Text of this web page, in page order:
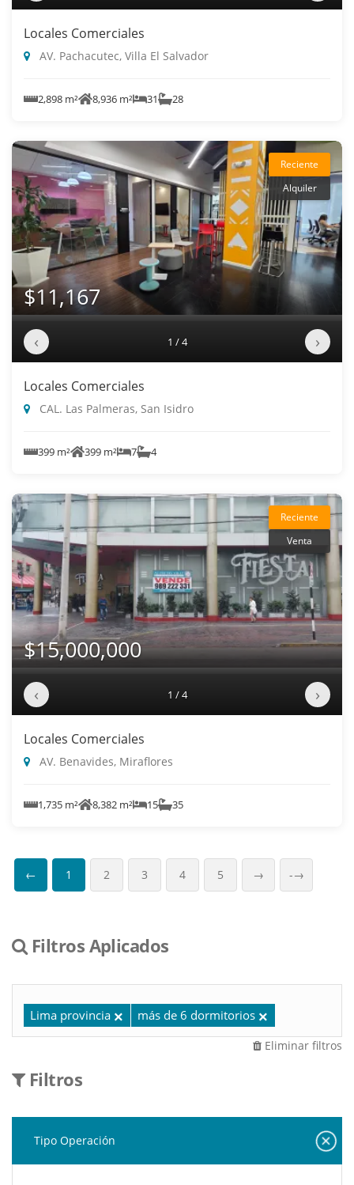
Locales Comerciales
AV. Pachacutec, Villa El Salvador
2,898 m² 8,936 m² 31 28
Reciente
Alquiler
$11,167
‹ 1 / 4 ›
Locales Comerciales
CAL. Las Palmeras, San Isidro
399 m² 399 m² 7 4
Reciente
Venta
$15,000,000
‹ 1 / 4 ›
Locales Comerciales
AV. Benavides, Miraflores
1,735 m² 8,382 m² 15 35
← 1 2 3 4 5 → -→
Filtros Aplicados
Lima provincia más de 6 dormitorios
Eliminar filtros
Filtros
Tipo Operación